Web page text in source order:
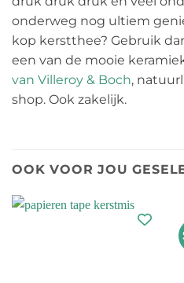
onderweg nog ultiem
kop kerstthee? Gebruik
een van de mooie
van Villeroy & Boch,
shop. Ook zakelijk.
OOK VOOR JOU